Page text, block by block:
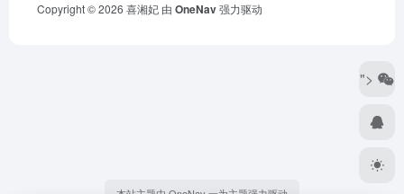
Copyright © 2026 喜湘妃 由 OneNav强力驱动
">